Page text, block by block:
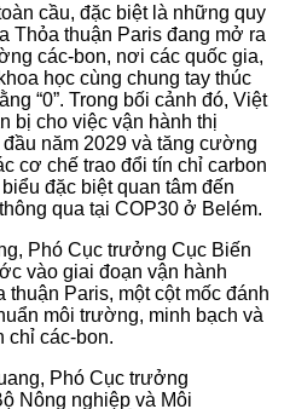
cầu, đặc biệt là những quy
Thỏa thuận Paris đang mở ra
các-bon, nơi các quốc gia,
học cùng chung tay thúc
“0”. Trong bối cảnh đó, Việt
bị cho việc vận hành thị
năm 2029 và tăng cường
cơ chế trao đổi tín chỉ carbon
đặc biệt quan tâm đến
qua tại COP30 ở Belém.
Phó Cục trưởng Cục Biến
vào giai đoạn vận hành
Paris, một cột mốc đánh
môi trường, minh bạch và
chỉ các-bon.